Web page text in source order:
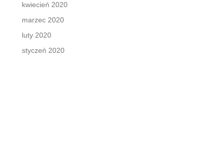
kwiecień 2020
marzec 2020
luty 2020
styczeń 2020